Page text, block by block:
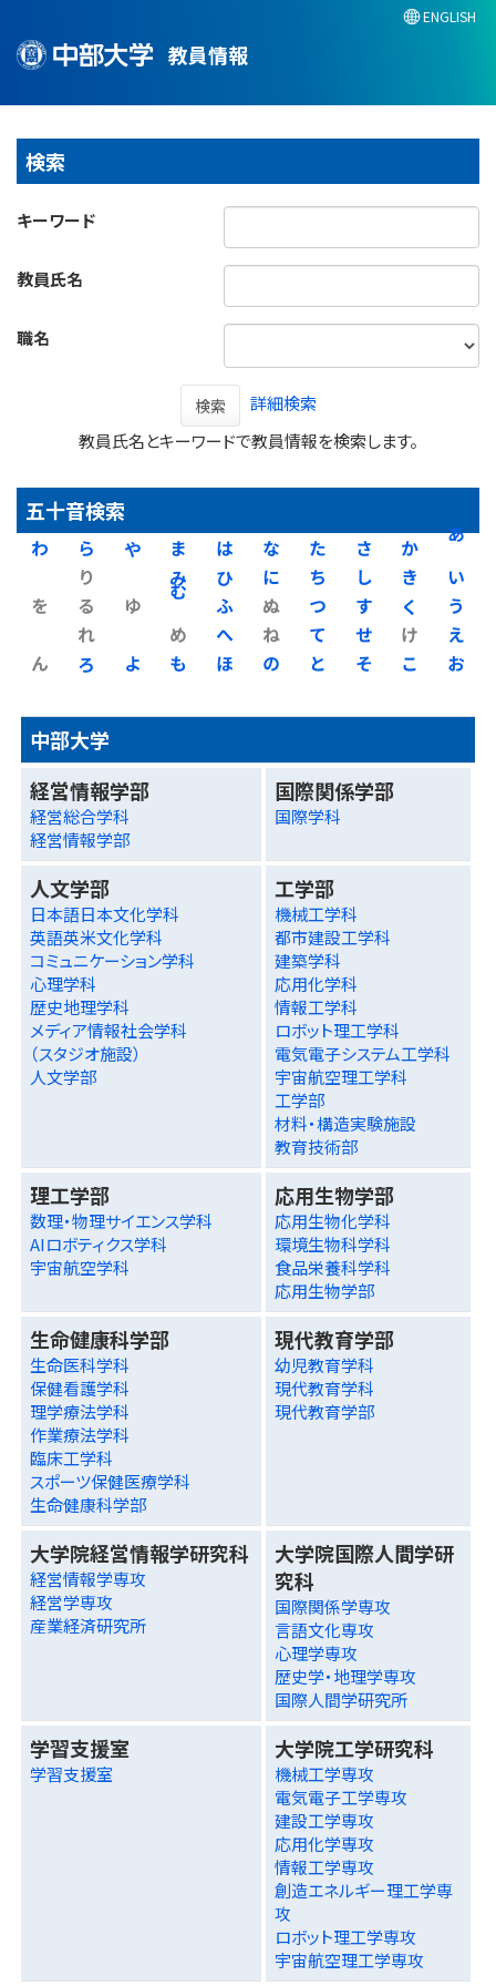
教員情報
ENGLISH
検索
キーワード
教員氏名
職名
検索
詳細検索
教員氏名とキーワードで教員情報を検索します。
五十音検索
あ
い
う
え
お
か
き
く
け
こ
さ
し
す
せ
そ
た
ち
つ
て
と
な
に
ぬ
ね
の
は
ひ
ふ
へ
ほ
ま
み
む
め
も
や
ゆ
よ
ら
り
る
れ
ろ
わ
を
ん
中部大学
経営情報学部
経営総合学科
経営情報学部
国際関係学部
国際学科
人文学部
日本語日本文化学科
英語英米文化学科
コミュニケーション学科
心理学科
歴史地理学科
メディア情報社会学科
（スタジオ施設）
人文学部
工学部
機械工学科
都市建設工学科
建築学科
応用化学科
情報工学科
ロボット理工学科
電気電子システム工学科
宇宙航空理工学科
工学部
材料・構造実験施設
教育技術部
理工学部
数理・物理サイエンス学科
AIロボティクス学科
宇宙航空学科
応用生物学部
応用生物化学科
環境生物科学科
食品栄養科学科
応用生物学部
生命健康科学部
生命医科学科
保健看護学科
理学療法学科
作業療法学科
臨床工学科
スポーツ保健医療学科
生命健康科学部
現代教育学部
幼児教育学科
現代教育学科
現代教育学部
大学院経営情報学研究科
経営情報学専攻
経営学専攻
産業経済研究所
大学院国際人間学研
究科
国際関係学専攻
言語文化専攻
心理学専攻
歴史学・地理学専攻
国際人間学研究所
学習支援室
学習支援室
大学院工学研究科
機械工学専攻
電気電子工学専攻
建設工学専攻
応用化学専攻
情報工学専攻
創造エネルギー理工学専
攻
ロボット理工学専攻
宇宙航空理工学専攻